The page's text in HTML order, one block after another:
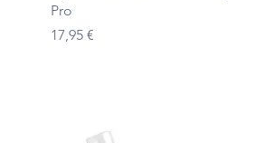
Pro
Cena
17,95 €